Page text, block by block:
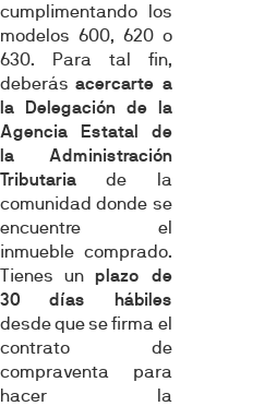
cumplimentando los
modelos 600, 620 o
630. Para tal fin,
deberásacercarte a
la Delegación de la
Agencia Estatal de
la Administración
Tributaria de la
comunidad donde se
encuentre el
inmueble comprado.
Tienes unplazo de
30 días hábiles
desde que se firma el
contrato de
compraventa para
hacer la